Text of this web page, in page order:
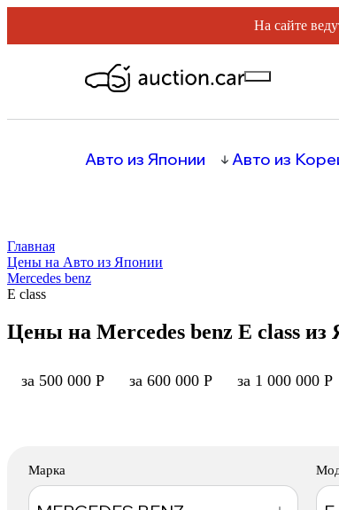
На сайте
Авто из Японии Авто из
Главная
Цены на Авто из Японии
Mercedes benz
E class
Цены на Mercedes benz E class из
за 500 000 Р за 600 000 Р за 1 000 000 Р
Марка